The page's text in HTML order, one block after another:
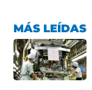
MÁS LEÍDAS